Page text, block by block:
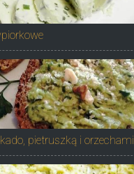
pietruszką i orzechami